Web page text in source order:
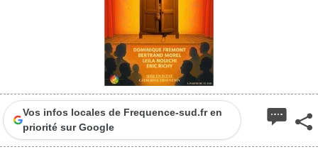
Vos infos locales de Frequence-sud.fr en
priorité sur Google